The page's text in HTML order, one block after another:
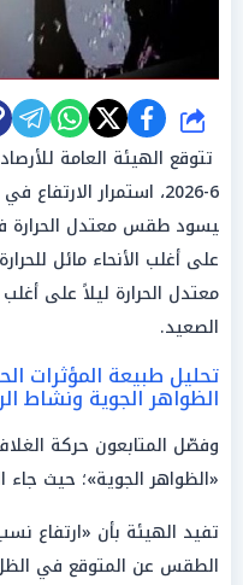
شارك
6-2026، استمرار
يسود طقس معتدل الحرارة في
على أغلب الأنحاء مائل
معتدل الحرارة ليلاً على
الصعيد.
تحليل طبيعة المؤثرات
الظواهر الجوية ونشاط
وفصّل المتابعون حركة
«الظواهر الجوية»؛ حيث جاء
تفيد الهيئة بأن «ارتفاع
الطقس عن المتوقع في الظل بقيم